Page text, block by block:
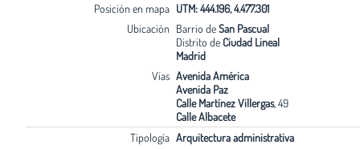
Posición en mapa UTM: 444.196, 4.477.301
Ubicación Barrio deSan Pascual
Distrito de Ciudad Lineal
Madrid
Vías Avenida América
Avenida Paz
Calle Martínez Villergas, 49
Calle Albacete
Tipología Arquitectura administrativa